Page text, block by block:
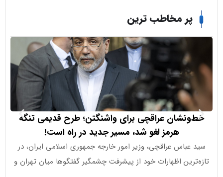
پر مخاطب ترین
عراقچی برای واشنگتن؛ طرح قدیمی تنگه
هرمز لغو شد، مسیر جدید در راه است!
عراقچی، وزیر امور خارجه جمهوری اسلامی ایران، در
اظهارات خود از پیشرفت چشمگیر گفتگوها میان تهران و
محدودیت
ترکیه در